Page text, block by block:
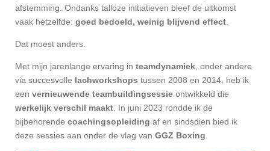
afstemming. Ondanks talloze initiatieven bleef de uitkomst
vaak hetzelfde: goed bedoeld, weinig blijvend effect
Dat moest anders.
Met mijn jarenlange ervaring in teamdynamiek , onder andere
via succesvolle lachworkshops tussen 2008 en 2014, heb ik
een vernieuwende teambuildingsessie ontwikkeld die
werkelijk verschil maakt . In juni 2023 rondde ik de
bijbehorende coachingsopleiding af en sindsdien bied ik
deze sessies aan onder de vlag van GGZ Boxing